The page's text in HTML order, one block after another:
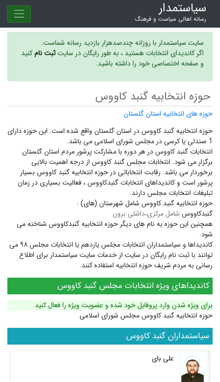
سیاستمدار
رسانه اهالی سیاست و فرهنگ
سایت سیاستمدار با روزانه چندصدهزار بازدید رسانه شماست.
اگر کاندیدای انتخابات هستید ، به طور رایگان در سایتثبت نامکنید
و صفحه اختصاصی خود را داشته باشید.
حوزه انتخابیه گنبد کاووس
حوزه های انتخابیه استان گلستان
حوزه انتخابیه گنبد کاووس در استان گلستان واقع شده است. این حوزه دارای
1 صندلی یا کرسی در مجلس شورای اسلامی می باشد.
انتخابات گنبد کاووس در هر دوره با مشارکت پرشور مردم استان گلستان
برگزار می شود. انتخابات مجلس گنبد کاووس از درجه اهمیت بالایی
برخوردار می باشد. رقابت انتخاباتی در حوزه انتخابیه گنبد کاووس بسیار
پرشور است و کاندیداهای انتخابات گنبدکاووس ،فعالیت بسیاری در زمان
تبلیغات انتخابات مجلس دارند.
حوزه انتخابیه گنبد کاووس شامل شهرستان (های) :
گنبدکاووس شامل مرکزی،داشلی برون
همچنین این حوزه به نام های دیگر حوزه انتخابیه گنبدکاووس شناخته می
شود.
کاندیداها و سیاستمداران انتخابات مجلس یازدهم یا انتخابات مجلس ۹۸ می
توانند با ثبت نام رایگان در سایت از خدمات سایت سیاستمدار برای اطلاع
رسانی به مردم شریف حوزه انتخابیه استفاده کنند.
کاندیداهای ویژه انتخابات مجلس گنبد کاووس
برای ویژه شدن وارد پروفایل خود شده و عضویت ویژه را فعال کنید
حوزه انتخابیه گنبد کاووس مجلس شورای اسلامی
سیاستمداران گنبد کاووس
علی بای